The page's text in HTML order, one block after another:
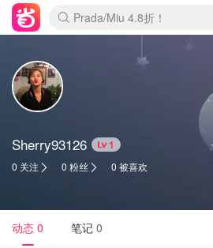
麦卢卡蜂蜜夏促！个位数！
Prada/Miu 4.8折！
Sherry93126 1
0 关注 0 粉丝 0 被喜欢
动态 0 笔记 0